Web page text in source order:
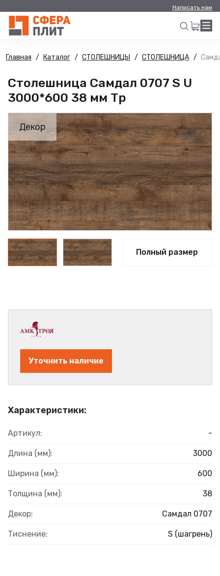
Написать нам
Искать
Главная Каталог СТОЛЕШНИЦЫ СТОЛЕШНИЦА
Столешница Самдал 0707 S U
3000*600 38 мм Тр
Декор
Полный размер
Характеристики:
Артикул: -
Длина (мм): 3000
Ширина (мм): 600
Толщина (мм): 38
Декор: Самдал 0707
Тиснение: S (шагрень)
Уточнить наличие